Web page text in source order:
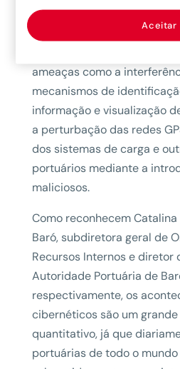
Neste contexto, a
se como um dos principais
ameaças como a
mecanismos de
informação e visualização
a perturbação das redes
dos sistemas de carga e
portuários mediante a
maliciosos.
Como reconhecem
Baró, subdiretora geral de
Recursos Internos e diretor
Autoridade Portuária de
respectivamente, os
cibernéticos são um
quantitativo, já que
portuárias de todo o
Aceitar